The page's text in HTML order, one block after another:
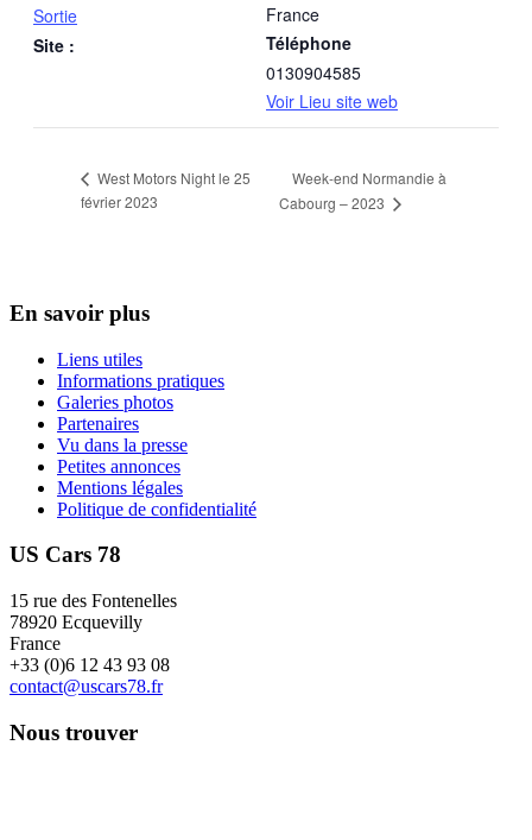
Sortie
Site :
France
Téléphone
0130904585
Voir Lieu site web
West Motors Night le 25
février 2023
Week-end Normandie à
Cabourg – 2023
En savoir plus
Liens utiles
Informations pratiques
Galeries photos
Partenaires
Vu dans la presse
Petites annonces
Mentions légales
Politique de confidentialité
US Cars 78
15 rue des Fontenelles
78920 Ecquevilly
France
+33 (0)6 12 43 93 08
contact@uscars78.fr
Nous trouver